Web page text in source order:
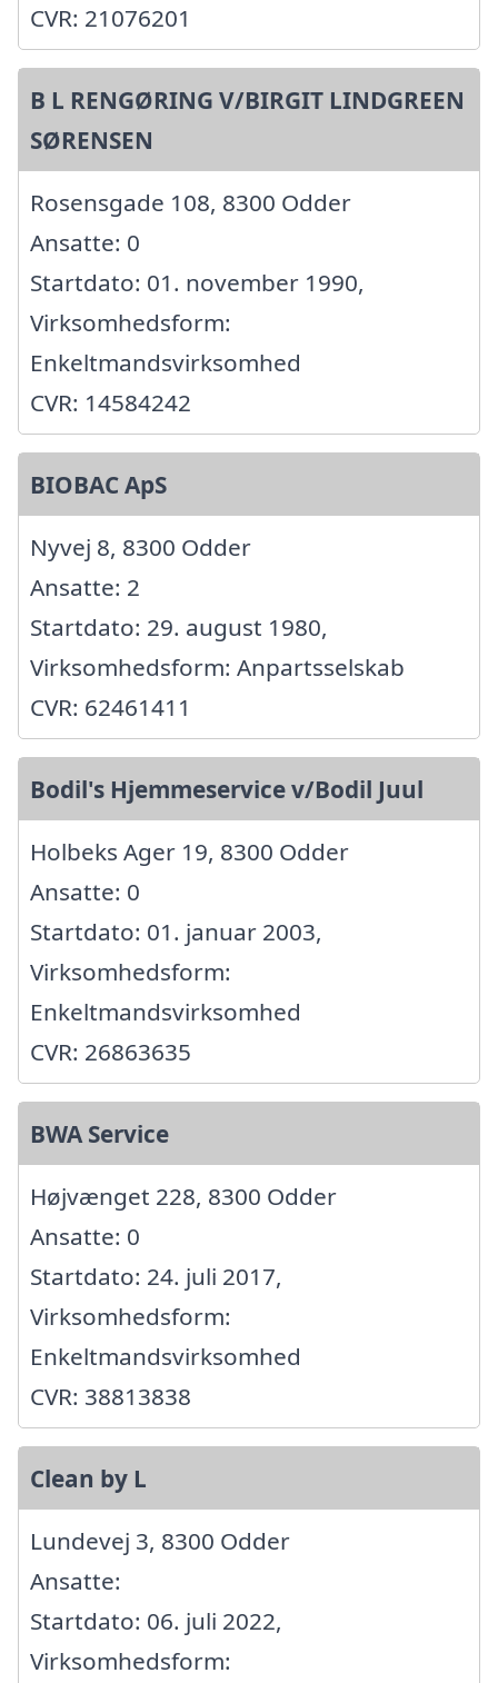
CVR: 21076201
B L RENGØRING V/BIRGIT LINDGREEN
SØRENSEN
Rosensgade 108, 8300 Odder
Ansatte: 0
Startdato: 01. november 1990,
Virksomhedsform:
Enkeltmandsvirksomhed
CVR: 14584242
BIOBAC ApS
Nyvej 8, 8300 Odder
Ansatte: 2
Startdato: 29. august 1980,
Virksomhedsform: Anpartsselskab
CVR: 62461411
Bodil's Hjemmeservice v/Bodil Juul
Holbeks Ager 19, 8300 Odder
Ansatte: 0
Startdato: 01. januar 2003,
Virksomhedsform:
Enkeltmandsvirksomhed
CVR: 26863635
BWA Service
Højvænget 228, 8300 Odder
Ansatte: 0
Startdato: 24. juli 2017,
Virksomhedsform:
Enkeltmandsvirksomhed
CVR: 38813838
Clean by L
Lundevej 3, 8300 Odder
Ansatte:
Startdato: 06. juli 2022,
Virksomhedsform: